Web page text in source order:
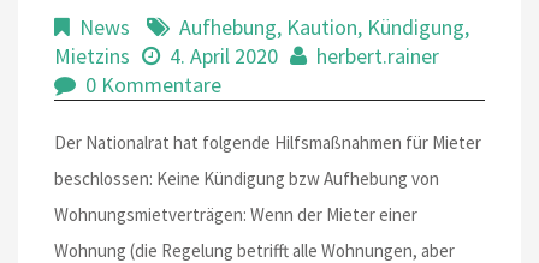
News Aufhebung, Kaution, Kündigung,
Mietzins
4. April 2020
herbert.rainer
0 Kommentare
Der Nationalrat hat folgende Hilfsmaßnahmen für Mieter
beschlossen: Keine Kündigung bzw Aufhebung von
Wohnungsmietverträgen: Wenn der Mieter einer
Wohnung (die Regelung betrifft alle Wohnungen, aber